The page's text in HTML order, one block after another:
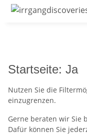
Startseite: Ja
Nutzen Sie die
einzugrenzen.
Gerne beraten wir Sie
Dafür können Sie